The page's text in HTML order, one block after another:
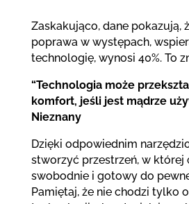
Zaskakująco, dane pokazują,
poprawa w występach,
technologię, wynosi 40%. To
“Technologia może
komfort, jeśli jest mądrze
Nieznany
Dzięki odpowiednim
stworzyć przestrzeń, w której
swobodnie i gotowy do
Pamiętaj, że nie chodzi tylko